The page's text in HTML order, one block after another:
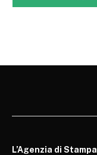
L’Agenzia di